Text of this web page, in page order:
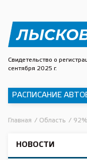
Свидетельство о
сентября 2025 г.
РАСПИСАНИЕ
Главная / Область /
НОВОСТИ